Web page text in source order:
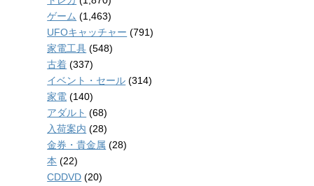
ゲーム (1,463)
UFOキャッチャー (791)
家電工具 (548)
古着 (337)
イベント・セール (314)
家電 (140)
アダルト (68)
入荷案内 (28)
金券・貴金属 (28)
本 (22)
CDDVD (20)